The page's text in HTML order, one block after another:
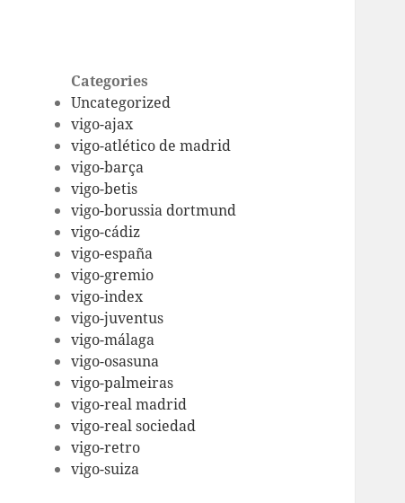
Categories
Uncategorized
vigo-ajax
vigo-atlético de madrid
vigo-barça
vigo-betis
vigo-borussia dortmund
vigo-cádiz
vigo-españa
vigo-gremio
vigo-index
vigo-juventus
vigo-málaga
vigo-osasuna
vigo-palmeiras
vigo-real madrid
vigo-real sociedad
vigo-retro
vigo-suiza